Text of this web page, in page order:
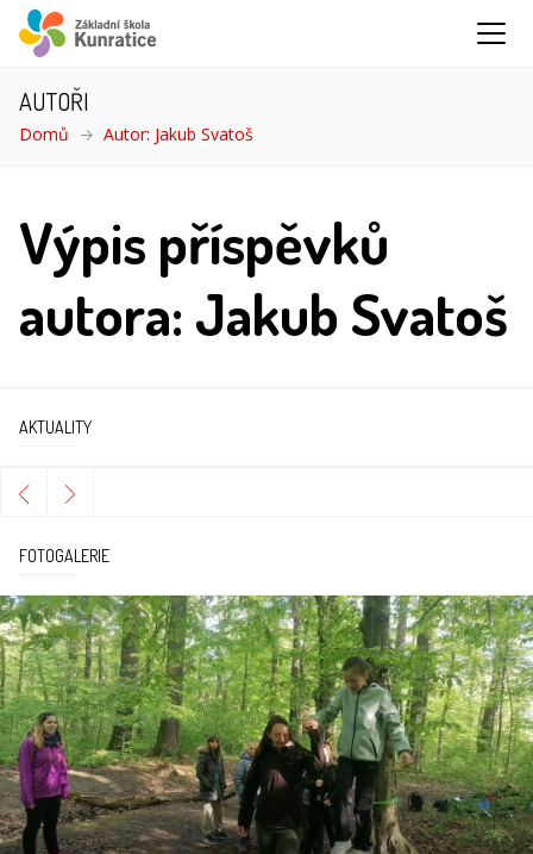
AUTOŘI
Domů Autor: Jakub Svatoš
Výpis příspěvků
autora: Jakub Svatoš
AKTUALITY
FOTOGALERIE